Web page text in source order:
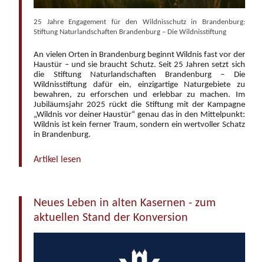
25 Jahre Engagement für den Wildnisschutz in Brandenburg:
Stiftung Naturlandschaften Brandenburg – Die Wildnisstiftung
An vielen Orten in Brandenburg beginnt Wildnis fast vor der
Haustür – und sie braucht Schutz. Seit 25 Jahren setzt sich
die Stiftung Naturlandschaften Brandenburg – Die
Wildnisstiftung dafür ein, einzigartige Naturgebiete zu
bewahren, zu erforschen und erlebbar zu machen. Im
Jubiläumsjahr 2025 rückt die Stiftung mit der Kampagne
„Wildnis vor deiner Haustür“ genau das in den Mittelpunkt:
Wildnis ist kein ferner Traum, sondern ein wertvoller Schatz
in Brandenburg.
Artikel lesen
Neues Leben in alten Kasernen - zum
aktuellen Stand der Konversion